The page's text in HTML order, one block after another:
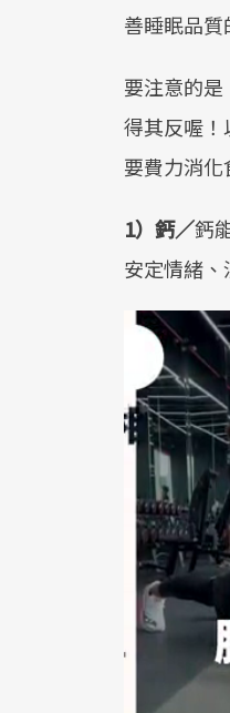
善睡眠品質
要注意的
得其反喔
要費力消
1）鈣／鈣
安定情緒、